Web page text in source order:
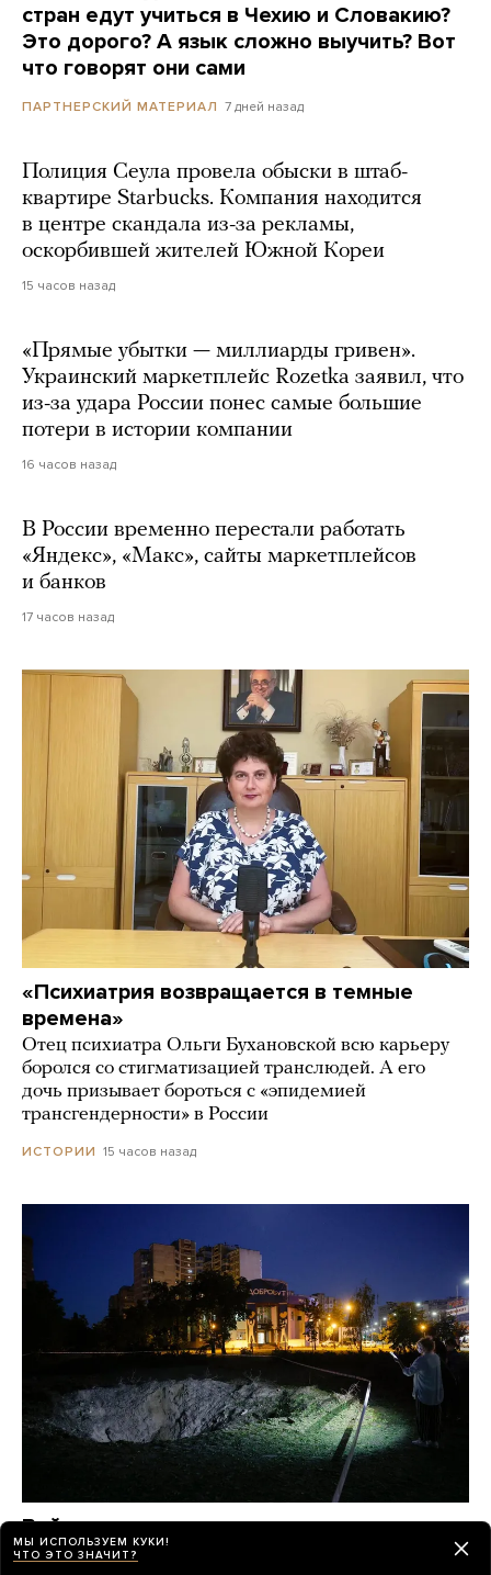
стран едут учиться в Чехию и Словакию?
Это дорого? А язык сложно выучить? Вот
что говорят они сами
ПАРТНЕРСКИЙ МАТЕРИАЛ 7 дней назад
Полиция Сеула провела обыски в штаб-
квартире Starbucks. Компания находится
в центре скандала из-за рекламы,
оскорбившей жителей Южной Кореи
15 часов назад
«Прямые убытки — миллиарды гривен».
Украинский маркетплейс Rozetka заявил, что
из-за удара России понес самые большие
потери в истории компании
16 часов назад
В России временно перестали работать
«Яндекс», «Макс», сайты маркетплейсов
и банков
17 часов назад
«Психиатрия возвращается в темные
времена»
Отец психиатра Ольги Бухановской всю карьеру
боролся со стигматизацией транслюдей. А его
дочь призывает бороться с «эпидемией
трансгендерности» в России
ИСТОРИИ 15 часов назад
Война
1625-й день. Переговоры о производстве Patriot
МЫ ИСПОЛЬЗУЕМ КУКИ!
ЧТО ЭТО ЗНАЧИТ?